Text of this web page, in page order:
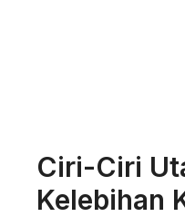
Ciri-Ciri
Kelebihan